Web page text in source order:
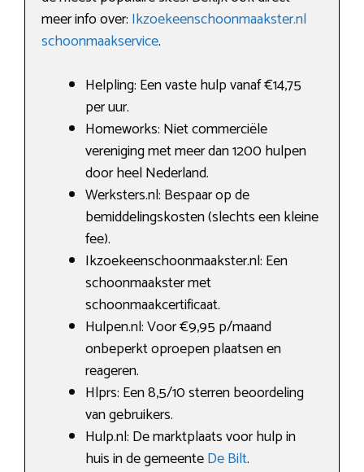
meer info over: Ikzoekeenschoonmaakster.nl
schoonmaakservice.
Helpling: Een vaste hulp vanaf €14,75
per uur.
Homeworks: Niet commerciële
vereniging met meer dan 1200 hulpen
door heel Nederland.
Werksters.nl: Bespaar op de
bemiddelingskosten (slechts een kleine
fee).
Ikzoekeenschoonmaakster.nl: Een
schoonmaakster met
schoonmaakcertificaat.
Hulpen.nl: Voor €9,95 p/maand
onbeperkt oproepen plaatsen en
reageren.
Hlprs: Een 8,5/10 sterren beoordeling
van gebruikers.
Hulp.nl: De marktplaats voor hulp in
huis in de gemeenteDe Bilt.